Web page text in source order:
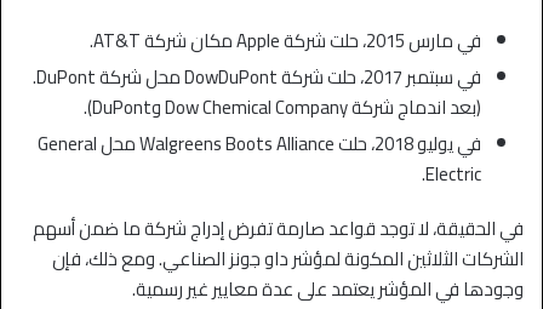
في مارس 2015، حلت شركة Apple مكان شركة AT&T.
في سبتمبر 2017، حلت شركة DowDuPont محل شركة DuPont.
(بعد اندماج شركة Dow Chemical Company وDuPont).
في يوليو 2018، حلت Walgreens Boots Alliance محل General
Electric.
في الحقيقة، لا توجد قواعد صارمة تفرض إدراج شركة ما ضمن أسهم
الشركات الثلاثين المكونة لمؤشر داو جونز الصناعي. ومع ذلك، فإن
وجودها في المؤشر يعتمد على عدة معايير غير رسمية.